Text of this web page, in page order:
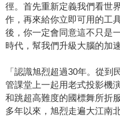
徑。首先重新定義我們看世
作，再來給你立即可用的工
後，你一定會同意這不只是
時代，幫我們升級大腦的加
「認識旭烈超過30年。從
管課堂上一起用老式投影機
和跳超高難度的國標舞所折
多年以來，旭烈走遍大江南